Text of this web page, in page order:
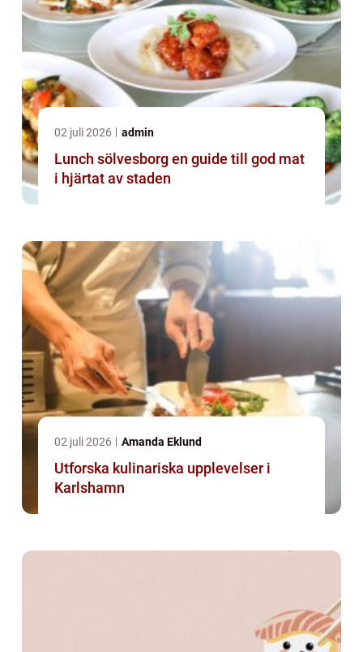
02 juli 2026 admin
Lunch sölvesborg en guide till god mat
i hjärtat av staden
02 juli 2026 Amanda Eklund
Utforska kulinariska upplevelser i
Karlshamn